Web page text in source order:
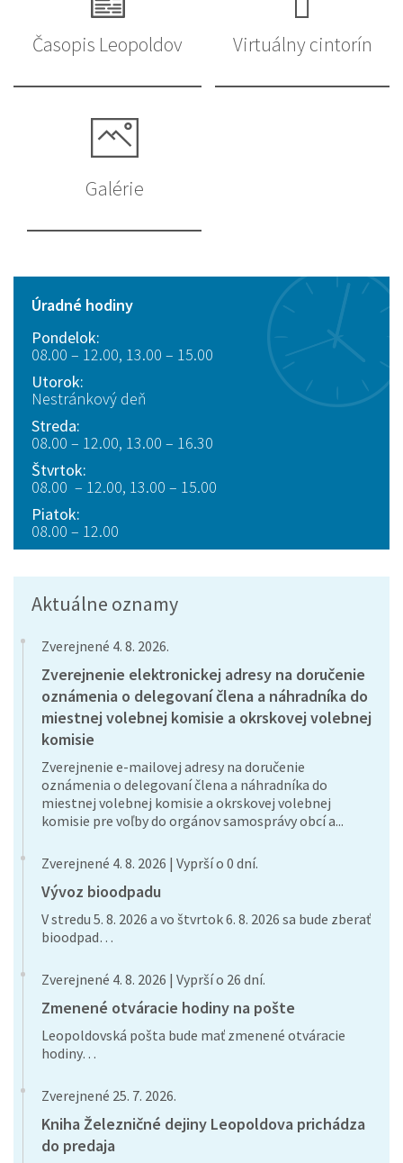
Časopis Leopoldov Virtuálny cintorín
Galérie
Úradné hodiny
Pondelok:
08.00 – 12.00, 13.00 – 15.00
Utorok:
Nestránkový deň
Streda:
08.00 – 12.00, 13.00 – 16.30
Štvrtok:
08.00 – 12.00, 13.00 – 15.00
Piatok:
08.00 – 12.00
Aktuálne oznamy
Zverejnené 4. 8. 2026.
Zverejnenie elektronickej adresy na doručenie
oznámenia o delegovaní člena a náhradníka do
miestnej volebnej komisie a okrskovej volebnej
komisie
Zverejnenie e-mailovej adresy na doručenie
oznámenia o delegovaní člena a náhradníka do
miestnej volebnej komisie a okrskovej volebnej
komisie pre voľby do orgánov samosprávy obcí a...
Zverejnené 4. 8. 2026 | Vyprší o 0 dní.
Vývoz bioodpadu
V stredu 5. 8. 2026 a vo štvrtok 6. 8. 2026 sa bude zberať
bioodpad…
Zverejnené 4. 8. 2026 | Vyprší o 26 dní.
Zmenené otváracie hodiny na pošte
Leopoldovská pošta bude mať zmenené otváracie
hodiny…
Zverejnené 25. 7. 2026.
Kniha Železničné dejiny Leopoldova prichádza
do predaja